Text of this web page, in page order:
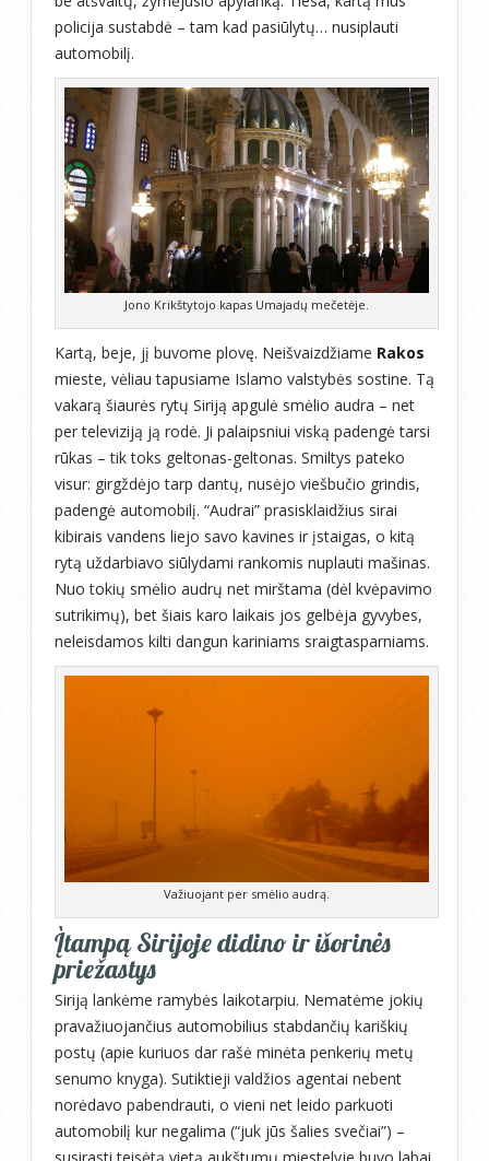
policija sustabdė – tam kad pasiūlytų… nusiplauti
automobilį.
Jono Krikštytojo kapas Umajadų mečetėje.
Kartą, beje, jį buvome plovę. Neišvaizdžiame Rakos
mieste, vėliau tapusiame Islamo valstybės sostine. Tą
vakarą šiaurės rytų Siriją apgulė smėlio audra – net
per televiziją ją rodė. Ji palaipsniui viską padengė tarsi
rūkas – tik toks geltonas-geltonas. Smiltys pateko
visur: girgždėjo tarp dantų, nusėjo viešbučio grindis,
padengė automobilį. “Audrai” prasisklaidžius sirai
kibirais vandens liejo savo kavines ir įstaigas, o kitą
rytą uždarbiavo siūlydami rankomis nuplauti mašinas.
Nuo tokių smėlio audrų net mirštama (dėl kvėpavimo
sutrikimų), bet šiais karo laikais jos gelbėja gyvybes,
neleisdamos kilti dangun kariniams sraigtasparniams.
Važiuojant per smėlio audrą.
Įtampą Sirijoje didino ir išorinės
priežastys
Siriją lankėme ramybės laikotarpiu. Nematėme jokių
pravažiuojančius automobilius stabdančių kariškių
postų (apie kuriuos dar rašė minėta penkerių metų
senumo knyga). Sutiktieji valdžios agentai nebent
norėdavo pabendrauti, o vieni net leido parkuoti
automobilį kur negalima (“juk jūs šalies svečiai”) –
susirasti teisėtą vietą aukštumų miestelyje buvo labai